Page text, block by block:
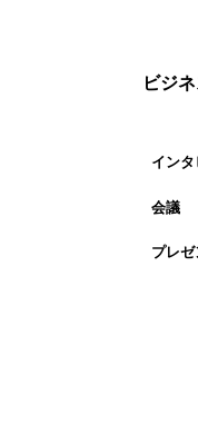
ビジ
イン
会議
プレ